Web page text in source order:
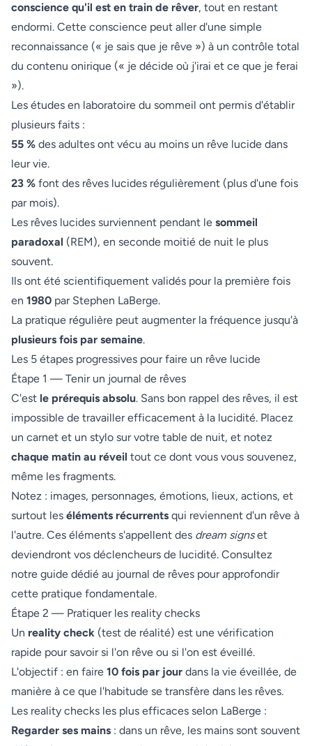
conscience qu'il est en train de rêver, tout en restant
endormi. Cette conscience peut aller d'une simple
reconnaissance (« je sais que je rêve ») à un contrôle total
du contenu onirique (« je décide où j'irai et ce que je ferai
»).
Les études en laboratoire du sommeil ont permis d'établir
plusieurs faits :
55 % des adultes ont vécu au moins un rêve lucide dans
leur vie.
23 % font des rêves lucides régulièrement (plus d'une fois
par mois).
Les rêves lucides surviennent pendant le sommeil
paradoxal (REM), en seconde moitié de nuit le plus
souvent.
Ils ont été scientifiquement validés pour la première fois
en 1980 par Stephen LaBerge.
La pratique régulière peut augmenter la fréquence jusqu'à
plusieurs fois par semaine.
Les 5 étapes progressives pour faire un rêve lucide
Étape 1 — Tenir un journal de rêves
C'est le prérequis absolu. Sans bon rappel des rêves, il est
impossible de travailler efficacement à la lucidité. Placez
un carnet et un stylo sur votre table de nuit, et notez
chaque matin au réveil tout ce dont vous vous souvenez,
même les fragments.
Notez : images, personnages, émotions, lieux, actions, et
surtout les éléments récurrents qui reviennent d'un rêve à
l'autre. Ces éléments s'appellent des dream signset
deviendront vos déclencheurs de lucidité. Consultez
notre guide dédié au journal de rêves pour approfondir
cette pratique fondamentale.
Étape 2 — Pratiquer les reality checks
Un reality check (test de réalité) est une vérification
rapide pour savoir si l'on rêve ou si l'on est éveillé.
L'objectif : en faire 10 fois par jour dans la vie éveillée, de
manière à ce que l'habitude se transfère dans les rêves.
Les reality checks les plus efficaces selon LaBerge :
Regarder ses mains : dans un rêve, les mains sont souvent